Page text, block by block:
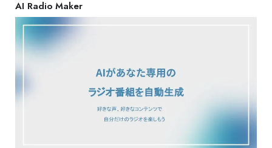
AI Radio Maker